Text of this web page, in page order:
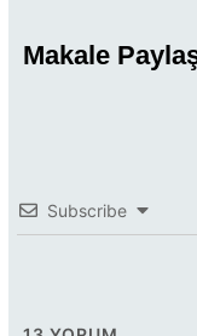
Makale
Subscribe